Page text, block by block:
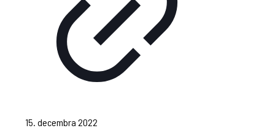
15. decembra 2022